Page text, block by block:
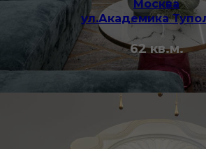
Москва
ул.Академика
62 кв.м.